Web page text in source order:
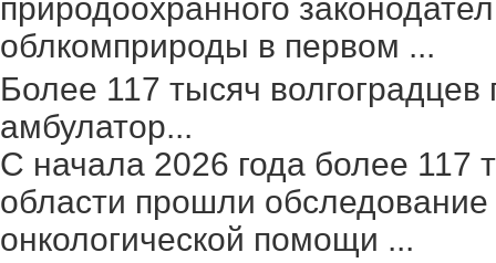
природоохранного
облкомприроды в первом ...
Более 117 тысяч
амбулатор...
С начала 2026 года более 117
области прошли
онкологической помощи ...